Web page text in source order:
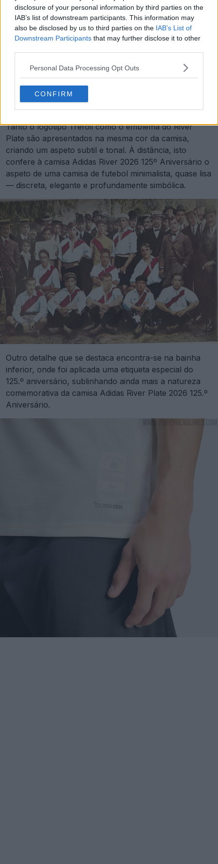
disclosure of your personal information by third parties on the
IAB’s list of downstream participants. This information may
also be disclosed by us to third parties on the IAB’s List of
Downstream Participants that may further disclose it to other
Personal Data Processing Opt Outs
CONFIRM
Tanto o logótipo Trefoil como o emblema do River
Plate são apresentados na mesma cor da camisa,
criando um aspeto subtil e tonal. À distância, isto
confere à camisa Adidas River 2026 125º Aniversário o
aspeto de uma camisa de futebol minimalista, quase lisa
— discreta, elegante e profundamente simbólica.
Outro detalhe que se destaca encontra-se na bainha
inferior, onde foi aplicada uma etiqueta especial do
125.º aniversário, sublinhando ainda mais a natureza
comemorativa da camisa Adidas River Plate 2026 125.º
Aniversário.